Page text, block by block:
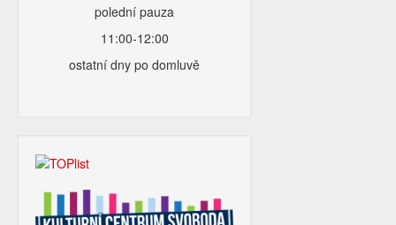
polední pauza
11:00-12:00
ostatní dny po domluvě